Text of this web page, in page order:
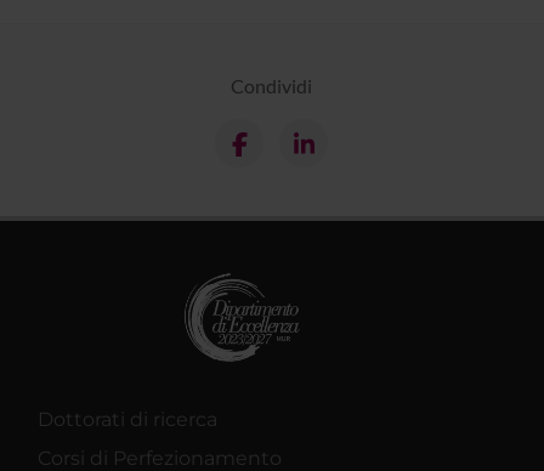
Condividi
Dottorati di ricerca
Corsi di Perfezionamento